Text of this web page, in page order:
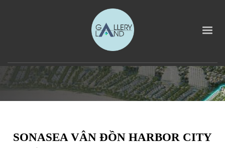
SONASEA VÂN ĐỒN HARBOR CITY